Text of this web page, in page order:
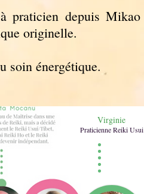
praticien depuis Mikao
originelle.
soin énergétique.
Virginie
Praticienne Reiki Usui